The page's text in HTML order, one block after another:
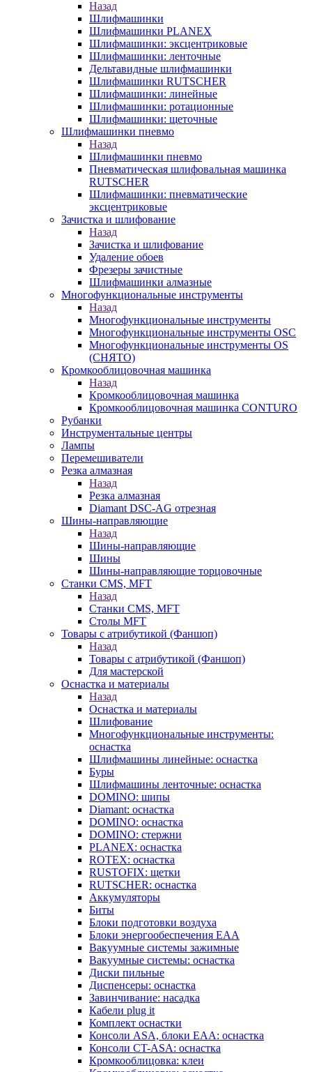
Назад
Шлифмашинки
Шлифмашинки PLANEX
Шлифмашинки: эксцентриковые
Шлифмашинки: ленточные
Дельтавидные шлифмашинки
Шлифмашинки RUTSCHER
Шлифмашинки: линейные
Шлифмашинки: ротационные
Шлифмашинки: щеточные
Шлифмашинки пневмо
Назад
Шлифмашинки пневмо
Пневматическая шлифовальная машинка
RUTSCHER
Шлифмашинки: пневматические
эксцентриковые
Зачистка и шлифование
Назад
Зачистка и шлифование
Удаление обоев
Фрезеры зачистные
Шлифмашинки алмазные
Многофункциональные инструменты
Назад
Многофункциональные инструменты
Многофункциональные инструменты OSC
Многофункциональные инструменты OS
(СНЯТО)
Кромкооблицовочная машинка
Назад
Кромкооблицовочная машинка
Кромкооблицовочная машинка CONTURO
Рубанки
Инструментальные центры
Лампы
Перемешиватели
Резка алмазная
Назад
Резка алмазная
Diamant DSC-AG отрезная
Шины-направляющие
Назад
Шины-направляющие
Шины
Шины-направляющие торцовочные
Станки CMS, MFT
Назад
Станки CMS, MFT
Столы MFT
Товары с атрибутикой (Фаншоп)
Назад
Товары с атрибутикой (Фаншоп)
Для мастерской
Оснастка и материалы
Назад
Оснастка и материалы
Шлифование
Многофункциональные инструменты:
оснастка
Шлифмашины линейные: оснастка
Буры
Шлифмашины ленточные: оснастка
DOMINO: шипы
Diamant: оснастка
DOMINO: оснастка
DOMINO: стержни
PLANEX: оснастка
ROTEX: оснастка
RUSTOFIX: щетки
RUTSCHER: оснастка
Аккумуляторы
Биты
Блоки подготовки воздуха
Блоки энергообеспечения EAA
Вакуумные системы зажимные
Вакуумные системы: оснастка
Диски пильные
Диспенсеры: оснастка
Завинчивание: насадка
Кабели plug it
Комплект оснастки
Консоли ASA, блоки EAA: оснастка
Консоли CT-ASA: оснастка
Кромкооблицовка: клеи